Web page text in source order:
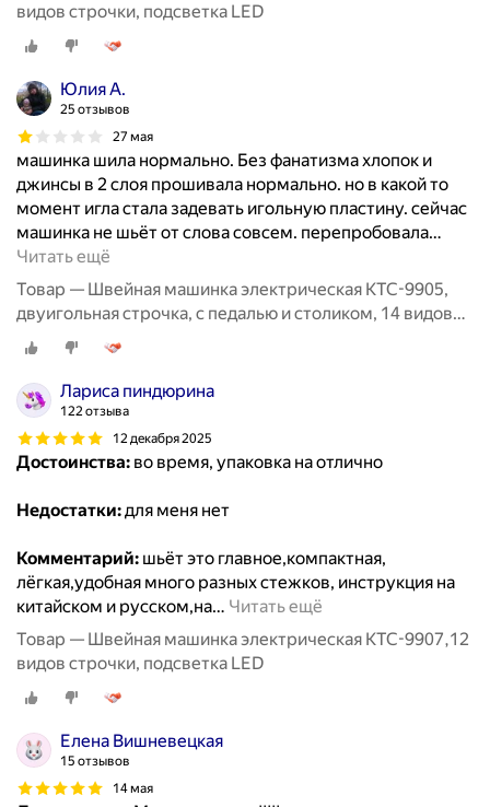
видов строчки, подсветка LED
Юлия А.
25 отзывов
27 мая
машинка шила нормально. Без фанатизма хлопок и
джинсы в 2 слоя прошивала нормально. но в какой то
момент игла стала задевать игольную пластину. сейчас
машинка не шьёт от слова совсем. перепробовала…
Читать ещё
Товар — Швейная машинка электрическая KTC-9905,
двуигольная строчка, с педалью и столиком, 14 видов
строчек
Лариса пиндюрина
122 отзыва
12 декабря 2025
Достоинства: во время, упаковка на отлично
Недостатки:для меня нет
Комментарий: шьёт это главное,компактная,
лёгкая,удобная много разных стежков, инструкция на
китайском и русском,на… Читать ещё
Товар — Швейная машинка электрическая KTC-9907,12
видов строчки, подсветка LED
Елена Вишневецкая
15 отзывов
14 мая